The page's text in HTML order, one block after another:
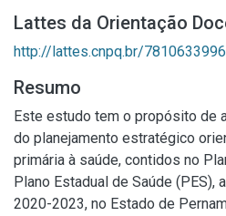
Lattes da Orientação
http://lattes.cnpq.br/
Resumo
Este estudo tem o propósito de
do planejamento estratégico
primária à saúde, contidos no
Plano Estadual de Saúde (PES),
2020-2023, no Estado de